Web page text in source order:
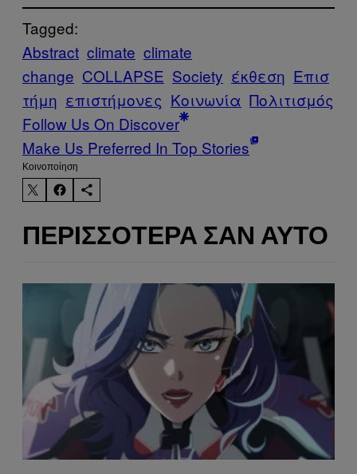
Tagged:
Abstract climate climate
change COLLAPSE Society έκθεση Επισ
τήμη επιστήμονες Κοινωνία Πολιτισμός
Follow Us On Discover
Make Us Preferred In Top Stories
Kοινοποίηση
ΠΕΡΙΣΣΌΤΕΡΑ ΣΑΝ ΑΥΤΌ